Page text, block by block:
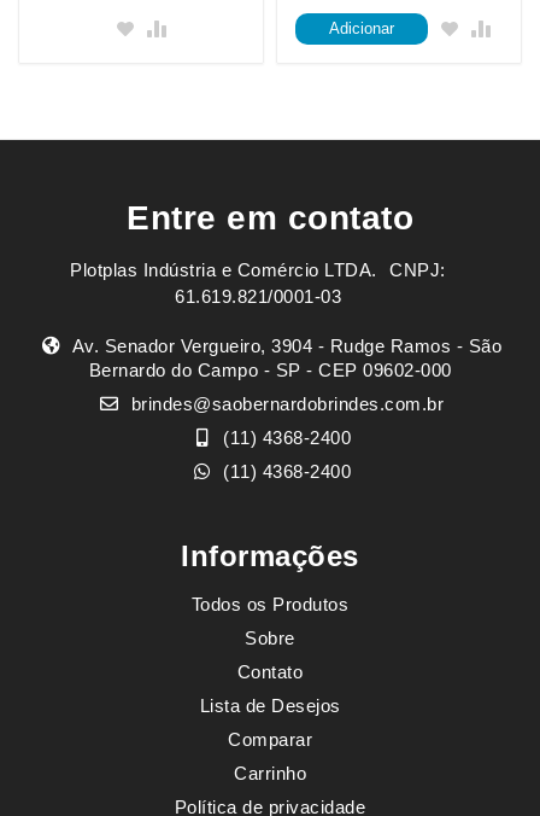
Adicionar
Entre em contato
Plotplas Indústria e Comércio LTDA. ㅤㅤㅤ CNPJ:
61.619.821/0001-03
Av. Senador Vergueiro, 3904 - Rudge Ramos - São
Bernardo do Campo - SP - CEP 09602-000
brindes@saobernardobrindes.com.br
(11) 4368-2400
(11) 4368-2400
Informações
Todos os Produtos
Sobre
Contato
Lista de Desejos
Comparar
Carrinho
Política de privacidade